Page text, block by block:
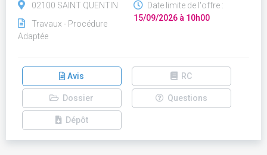
02100 SAINT QUENTIN
Travaux - Procédure
Adaptée
Date limite de l'offre :
15/09/2026 à 10h00
Avis RC
Dossier Questions
Dépôt